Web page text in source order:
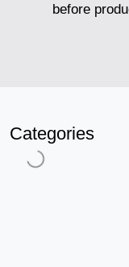
before
Categories